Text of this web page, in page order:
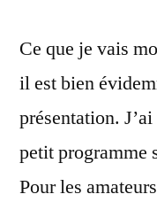
Ce que je vais
il est bien
présentation.
petit programme
Pour les